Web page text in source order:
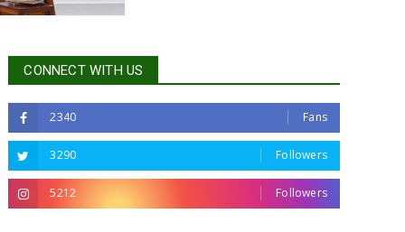
CONNECT WITH US
2340 Fans
3290 Followers
5212 Followers